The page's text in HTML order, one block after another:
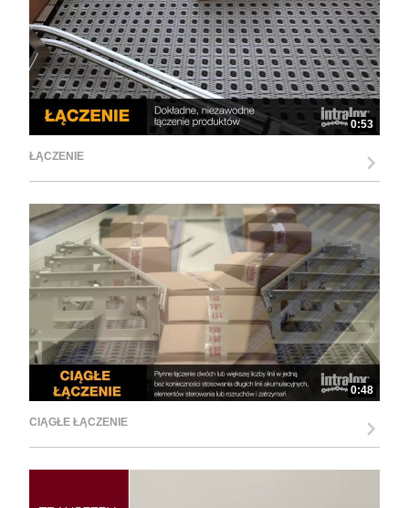
0:53
ŁĄCZENIE
0:48
CIĄGŁE ŁĄCZENIE